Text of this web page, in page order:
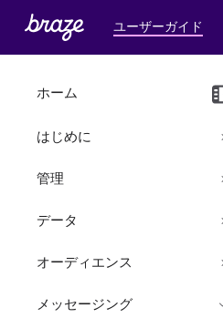
ユーザーガイド
ホーム
はじめに
管理
データ
オーディエンス
メッセージング